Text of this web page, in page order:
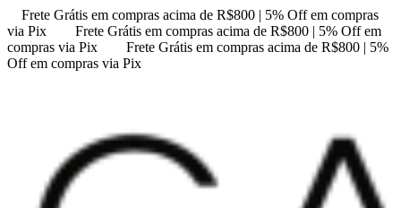
Frete Grátis em compras acima de R$800 | 5% Off em compras
via Pix
Frete Grátis em compras acima de R$800 | 5% Off em
compras via Pix
Frete Grátis em compras acima de R$800 | 5%
Off em compras via Pix